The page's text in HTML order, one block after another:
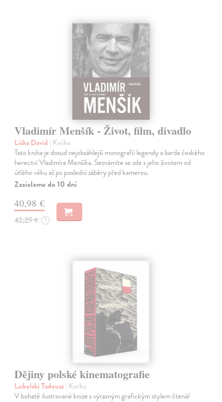
Vladimír Menšík - Život, film, divadlo
Liška David | Kniha
Tato kniha je dosud nejobsáhlejší monografií legendy a barda českého
herectví Vladimíra Menšíka. Seznámíte se zde s jeho životem od
útlého věku až po poslední záběry před kamerou.
Zasielame do 10 dní
40,98 €
42,25 € ?
Dějiny polské kinematografie
Lubelski Tadeusz| Kniha
V bohatě ilustrované knize s výrazným grafickým stylem čtenář